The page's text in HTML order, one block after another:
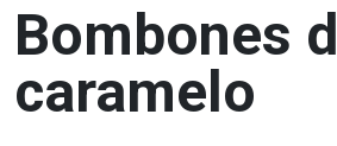
Bombones
caramelo